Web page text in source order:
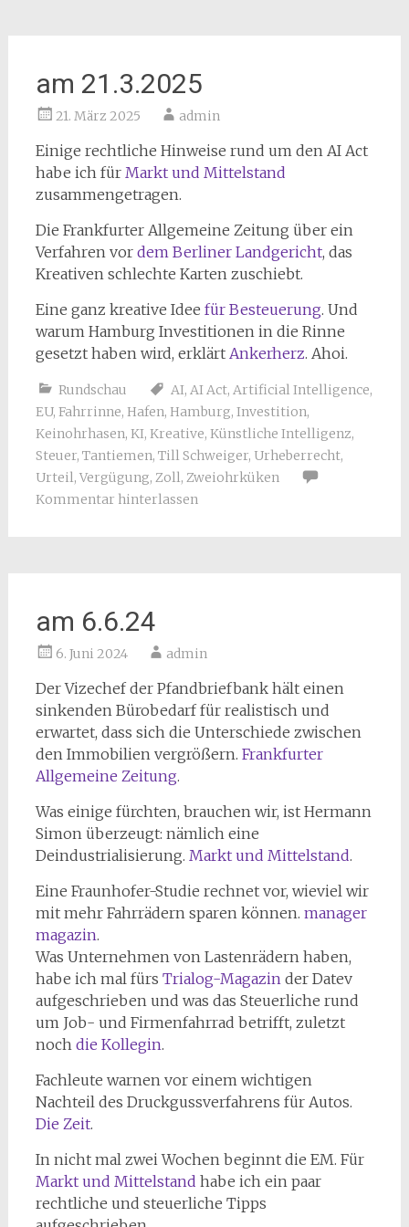
am 21.3.2025
21. März 2025 admin
Einige rechtliche Hinweise rund um den AI Act
habe ich für Markt und Mittelstand
zusammengetragen.
Die Frankfurter Allgemeine Zeitung über ein
Verfahren vor dem Berliner Landgericht, das
Kreativen schlechte Karten zuschiebt.
Eine ganz kreative Idee für Besteuerung. Und
warum Hamburg Investitionen in die Rinne
gesetzt haben wird, erklärt Ankerherz. Ahoi.
Rundschau AI, AI Act, Artificial Intelligence,
EU, Fahrrinne, Hafen, Hamburg, Investition,
Keinohrhasen, KI, Kreative, Künstliche Intelligenz,
Steuer, Tantiemen, Till Schweiger, Urheberrecht,
Urteil, Vergügung, Zoll, Zweiohrküken
Kommentar hinterlassen
am 6.6.24
6. Juni 2024 admin
Der Vizechef der Pfandbriefbank hält einen
sinkenden Bürobedarf für realistisch und
erwartet, dass sich die Unterschiede zwischen
den Immobilien vergrößern. Frankfurter
Allgemeine Zeitung.
Was einige fürchten, brauchen wir, ist Hermann
Simon überzeugt: nämlich eine
Deindustrialisierung. Markt und Mittelstand.
Eine Fraunhofer-Studie rechnet vor, wieviel wir
mit mehr Fahrrädern sparen können. manager
magazin.
Was Unternehmen von Lastenrädern haben,
habe ich mal fürs Trialog-Magazinder Datev
aufgeschrieben und was das Steuerliche rund
um Job- und Firmenfahrrad betrifft, zuletzt
noch die Kollegin.
Fachleute warnen vor einem wichtigen
Nachteil des Druckgussverfahrens für Autos.
Die Zeit.
In nicht mal zwei Wochen beginnt die EM. Für
Markt und Mittelstand habe ich ein paar
rechtliche und steuerliche Tipps